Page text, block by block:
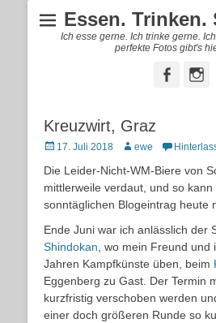
Essen. Trinken.
Ich esse gerne. Ich trinke gerne.
perfekte Fotos gibt's
Kreuzwirt, Graz
Posted
17. Juli 2018 Autorewe
Die Leider-Nicht-WM-Biere von
mittlerweile verdaut, und so kann
sonntäglichen Blogeintrag heute
Ende Juni war ich anlässlich der
Shindokan , wo mein Freund und
Jahren Kampfkünste üben, beim
Eggenberg zu Gast. Der Termin
kurzfristig verschoben werden
einer doch größeren Runde so